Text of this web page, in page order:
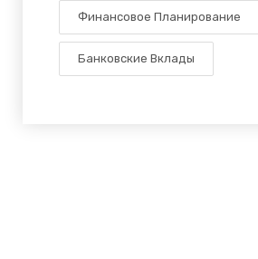
Финансовое Планирование
Банковские Вклады